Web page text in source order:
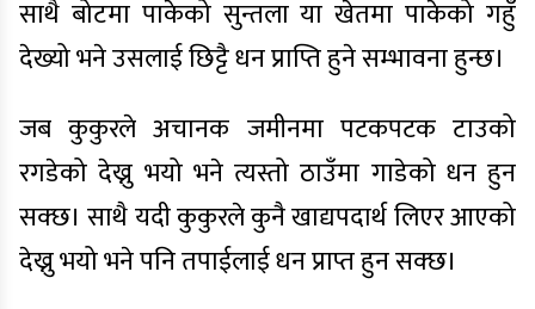
साथै बोटमा पाकेको सुन्तला या खेतमा पाकेको गहुँ
देख्यो भने उसलाई छिट्टै धन प्राप्ति हुने सम्भावना हुन्छ।
जब कुकुरले अचानक जमीनमा पटकपटक टाउको
रगडेको देख्नु भयो भने त्यस्तो ठाउँमा गाडेको धन हुन
सक्छ। साथै यदी कुकुरले कुनै खाद्यपदार्थ लिएर आएको
देख्नु भयो भने पनि तपाईलाई धन प्राप्त हुन सक्छ।